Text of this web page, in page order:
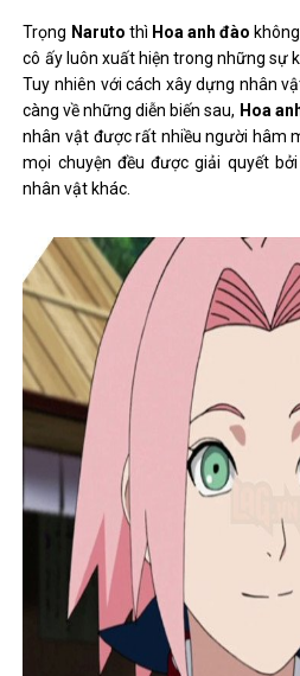
Trọng Naruto thì Hoa anh đào
cô ấy luôn xuất hiện trong những sự
Tuy nhiên với cách xây dựng nhân
càng về những diễn biến sau, Hoa
nhân vật được rất nhiều người hâm
mọi chuyện đều được giải quyết
nhân vật khác.